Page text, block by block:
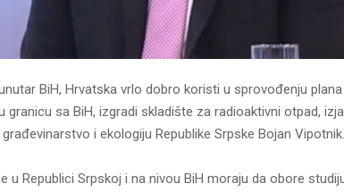
BiH, Hrvatska vrlo dobro koristi u sprovođenju
granicu sa BiH, izgradi skladište za radioaktivni otpad,
i ekologiju Republike Srpske Bojan Vipotnik.
u Republici Srpskoj i na nivou BiH moraju da obore